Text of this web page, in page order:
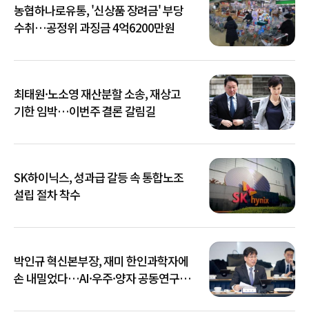
농협하나로유통, '신상품 장려금' 부당
수취…공정위 과징금 4억6200만원
최태원·노소영 재산분할 소송, 재상고
기한 임박…이번주 결론 갈림길
SK하이닉스, 성과급 갈등 속 통합노조
설립 절차 착수
박인규 혁신본부장, 재미 한인과학자에
손 내밀었다…AI·우주·양자 공동연구